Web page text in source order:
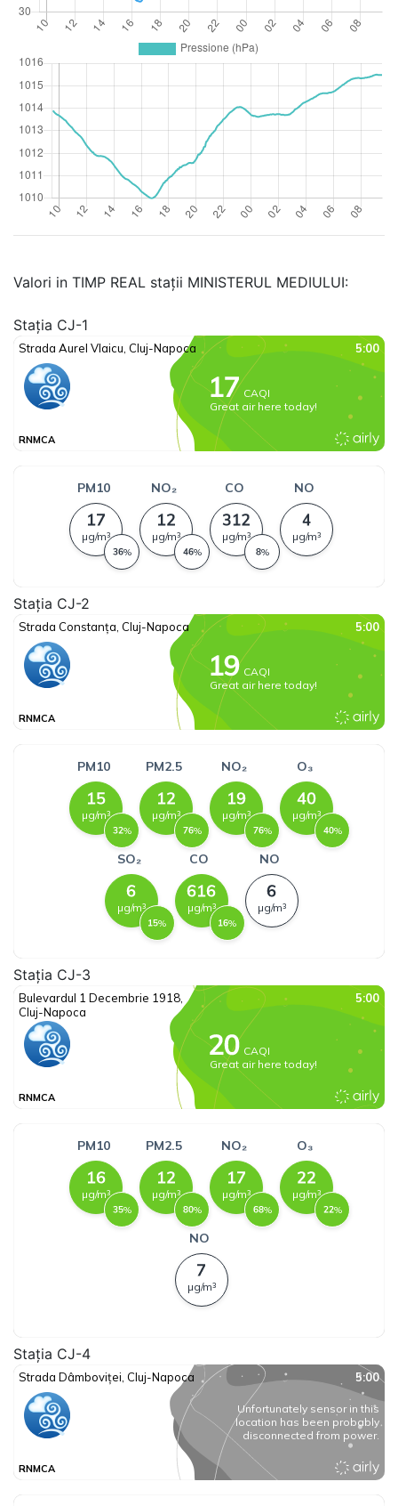
Valori in TIMP REAL stații MINISTERUL MEDIULUI:
Stația CJ-1
Stația CJ-2
Stația CJ-3
Stația CJ-4